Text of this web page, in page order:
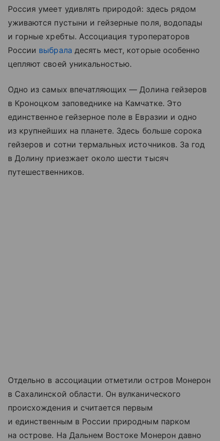
Россия умеет удивлять природой: здесь рядом
уживаются пустыни и гейзерные поля, водопады
и горные хребты. Ассоциация туроператоров
России выбрала десять мест, которые особенно
цепляют своей уникальностью.
Одно из самых впечатляющих — Долина гейзеров
в Кроноцком заповеднике на Камчатке. Это
единственное гейзерное поле в Евразии и одно
из крупнейших на планете. Здесь больше сорока
гейзеров и сотни термальных источников. За год
в Долину приезжает около шести тысяч
путешественников.
Отдельно в ассоциации отметили остров Монерон
в Сахалинской области. Он вулканического
происхождения и считается первым
и единственным в России природным парком
на острове. На Дальнем Востоке Монерон давно